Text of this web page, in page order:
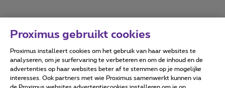
Forumvoorwaarden Accessibility statement
Proximus gebruikt cookies
Proximus installeert cookies om het gebruik van haar websites te
analyseren, om je surfervaring te verbeteren en om de inhoud en de
advertenties op haar websites beter af te stemmen op je mogelijke
interesses. Ook partners met wie Proximus samenwerkt kunnen via